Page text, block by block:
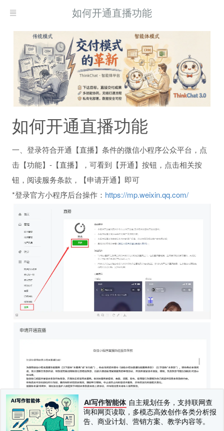
AI写作智能体 自主规划任务，支持联网查
询和网页读取，多模态高效创作各类分析报
告、商业计划、营销方案、教学内容等。
如何开通直播功能
如何开通直播功能
一、登录符合开通【直播】条件的微信小程序公众平台，点
击【功能】-【直播】，可看到【开通】按钮，点击相关按
钮，阅读服务条款，【申请开通】即可
*登录官方小程序后台操作： https://mp.weixin.qq.com/